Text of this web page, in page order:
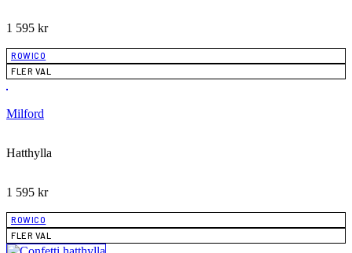
1 595 kr
ROWICO
FLER VAL
Milford
Hatthylla
1 595 kr
ROWICO
FLER VAL